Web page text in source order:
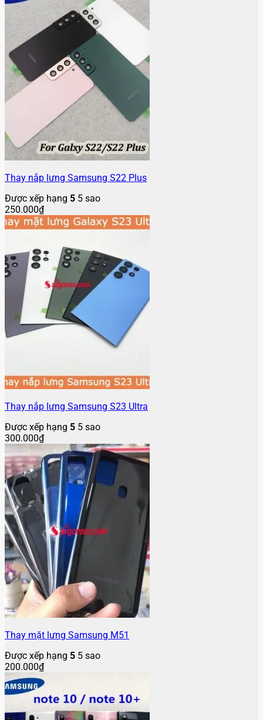
Thay nắp lưng Samsung S22 Plus
Được xếp hạng 5 5 sao
250.000₫
Thay nắp lưng Samsung S23 Ultra
Được xếp hạng 5 5 sao
300.000₫
Thay mặt lưng Samsung M51
Được xếp hạng 5 5 sao
200.000₫